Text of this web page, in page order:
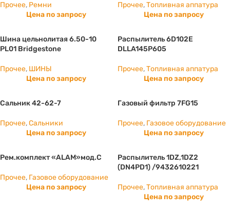
Прочее, Ремни
Цена по запросу
Прочее,Топливная аппатура
Цена по запросу
Шина цельнолитая 6.50-10
PL01 Bridgestone
Прочее, ШИНЫ
Цена по запросу
Распылитель 6D102E
DLLA145P605
Прочее,Топливная аппатура
Цена по запросу
Сальник 42-62-7
Прочее,Сальники
Цена по запросу
Газовый фильтр 7FG15
Прочее, Газовое оборудование
Цена по запросу
Рем.комплект «ALAM»мод.С
Прочее, Газовое оборудование
Цена по запросу
Распылитель 1DZ,1DZ2
(DN4PD1) /9432610221
Прочее,Топливная аппатура
Цена по запросу